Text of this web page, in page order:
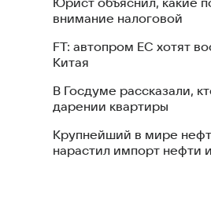
Юрист объяснил, какие
внимание налоговой
FT: автопром ЕС хотят
Китая
В Госдуме рассказали,
дарении квартиры
Крупнейший в мире
нарастил импорт нефти